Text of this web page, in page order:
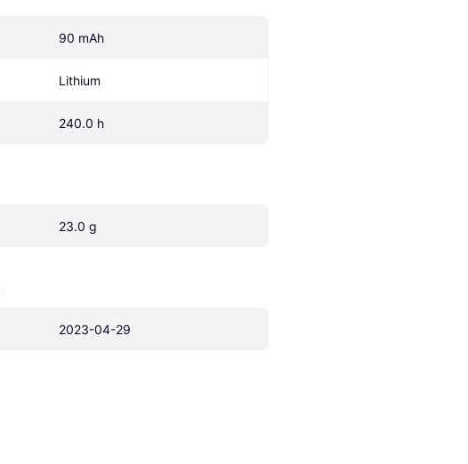
90 mAh
Lithium
240.0 h
23.0 g
2023-04-29